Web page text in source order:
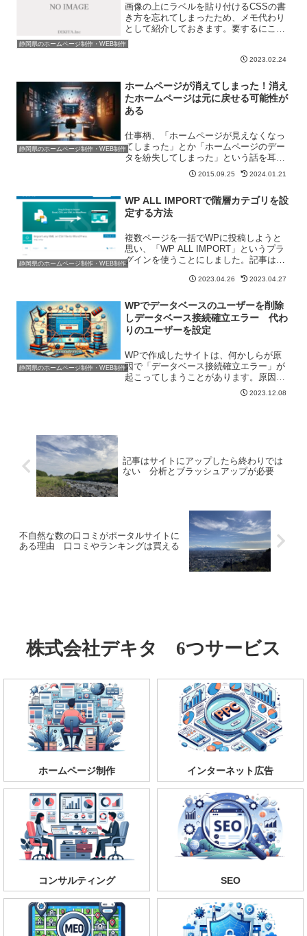
静岡県のホームページ制作・WEB制作
画像の上にラベルを貼り付けるCSSの書
き方を忘れてしまったため、メモ代わり
として紹介しておきます。要するにこん
な感じです。これはCSSで実装すること
ができます。CSSはとてもシンプルCSS
はとてもシンプルです。<style>.image-
2023.02.24
静岡県のホームページ制作・WEB制作
ホームページが消えてしまった！消え
たホームページは元に戻せる可能性が
ある
仕事柄、「ホームページが見えなくなっ
てしまった」とか「ホームページのデー
タを紛失してしまった」という話を耳に
することがあるのですが、案外何とかな
るものです。実はホームページを復活さ
いくつかの手段を紹介した...
2015.09.25 2024.01.21
静岡県のホームページ制作・WEB制作
WP ALL IMPORTで階層カテゴリを設
定する方法
複数ページを一括でWPに投稿しようと
思い、「WP ALL IMPORT」というプラ
グインを使うことにしました。記事はエ
クセルで作成し、エクセルを保存すると
きに「csv」形式で保存。そのcsv形式の
2023.04.26 2023.04.27
静岡県のホームページ制作・WEB制作
WPでデータベースのユーザーを削除
しデータベース接続確立エラー 代わ
りのユーザーを設定
WPで作成したサイトは、何かしらが原
因で「データベース接続確立エラー」が
起こってしまうことがあります。原因は
さまざまですが、「今回はユーザーを削
除した結果から起こったエラー、そして
2023.12.08
記事はサイトにアップしたら終わりでは
ない 分析とブラッシュアップが必要
不自然な数の口コミがポータルサイトに
ある理由 口コミやランキングは買える
株式会社デキタ 6つサービス
ホームページ制作 インターネット広告
コンサルティング SEO